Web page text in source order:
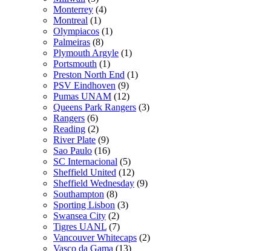
Monterrey (4)
Montreal (1)
Olympiacos (1)
Palmeiras (8)
Plymouth Argyle (1)
Portsmouth (1)
Preston North End (1)
PSV Eindhoven (9)
Pumas UNAM (12)
Queens Park Rangers (3)
Rangers (6)
Reading (2)
River Plate (9)
Sao Paulo (16)
SC Internacional (5)
Sheffield United (12)
Sheffield Wednesday (9)
Southampton (8)
Sporting Lisbon (3)
Swansea City (2)
Tigres UANL (7)
Vancouver Whitecaps (2)
Vasco da Gama (13)